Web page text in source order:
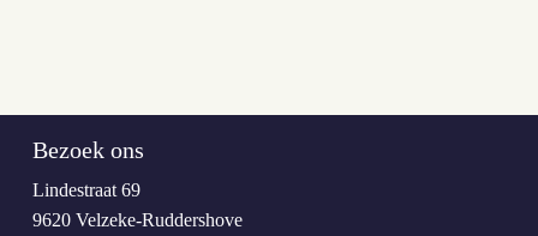
Bezoek ons
Lindestraat 69
9620 Velzeke-Ruddershove